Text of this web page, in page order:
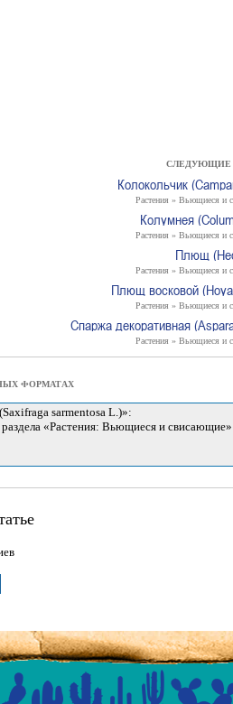
СЛЕДУЮЩИЕ
Колокольчик
Растения » Вьющиеся и
Колумнея
Растения » Вьющиеся и
Плющ
Растения » Вьющиеся и
Плющ восковой
Растения » Вьющиеся и
Спаржа декоративная
Растения » Вьющиеся и
ФОРМАТАХ